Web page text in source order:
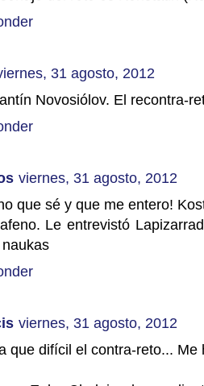
31 agosto, 2012
Novosiólov. El recontra-
viernes, 31 agosto, 2012
que sé y que me entero!
Le entrevistó
viernes, 31 agosto, 2012
que difícil el contra-reto... Me